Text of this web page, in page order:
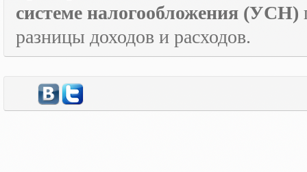
системе налогообложения (УСН)
разницы доходов и расходов.